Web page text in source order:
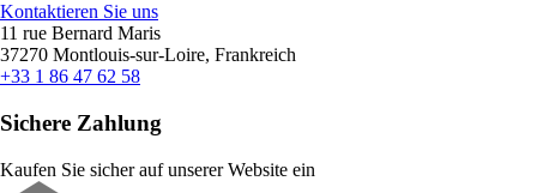
Kontaktieren Sie uns
11 rue Bernard Maris
37270 Montlouis-sur-Loire, Frankreich
+33 1 86 47 62 58
Sichere Zahlung
Kaufen Sie sicher auf unserer Website ein